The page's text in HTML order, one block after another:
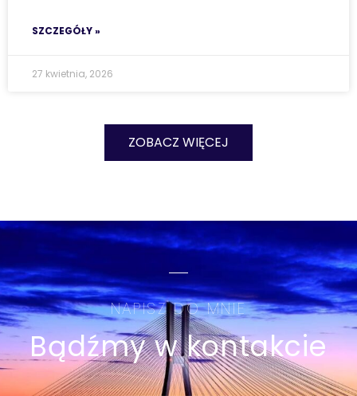
SZCZEGÓŁY »
27 kwietnia, 2026
ZOBACZ WIĘCEJ
NAPISZ DO MNIE
Bądźmy w kontakcie